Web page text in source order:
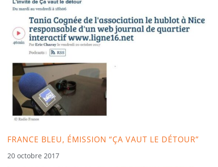
FRANCE BLEU, ÉMISSION “ÇA VAUT LE DÉTOUR”
20 octobre 2017